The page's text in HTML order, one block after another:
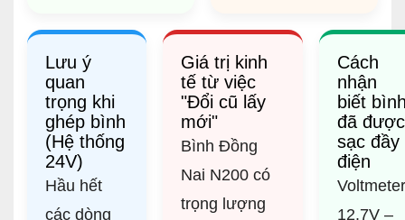
Lưu ý
quan
trọng khi
ghép bình
(Hệ thống
24V)
Hầu hết
các dòng
Giá trị kinh
tế từ việc
"Đổi cũ lấy
mới"
Bình Đồng
Nai N200 có
trọng lượng
Cách
nhận
biết
đã được
sạc đầy
điện
12.7V –